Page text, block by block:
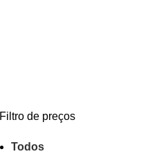
Filtro de preços
Todos